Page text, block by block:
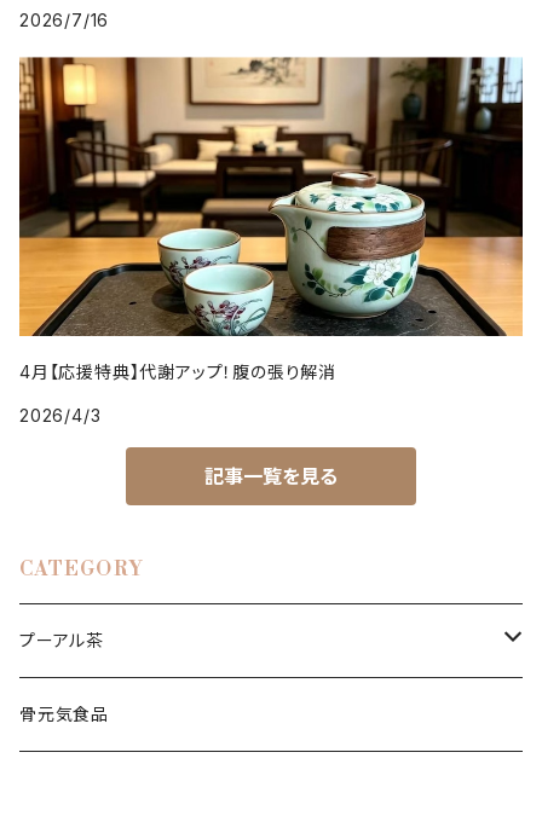
2026/7/16
4月【応援特典】代謝アップ！腹の張り解消
2026/4/3
記事一覧を見る
CATEGORY
プーアル茶
少林禅茶
骨元気食品